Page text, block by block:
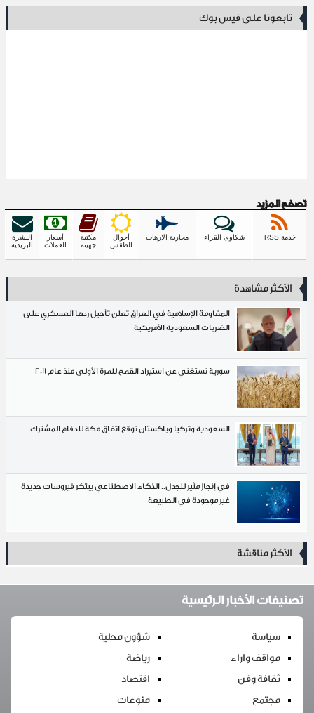
تابعونا على فيس بوك
تصفح المزيد
خدمة RSS شكاوى القراء محاربة الارهاب
أحوال
الطقس
مكتبة
جهينة
أسعار
العملات
النشرة
البريدية
الأكثر مشاهدة
المقاومة الإسلامية في العراق تعلن تأجيل ردها العسكري على
الضربات السعودية الأمريكية
سورية تستغني عن استيراد القمح للمرة الأولى منذ عام 2011
السعودية وتركيا وباكستان توقع اتفاق مكة للدفاع المشترك
في إنجاز مثير للجدل.. الذكاء الاصطناعي يبتكر فيروسات جديدة
غير موجودة في الطبيعة
الأكثر مناقشة
تصنيفات الأخبار الرئيسية
سياسة
شؤون محلية
مواقف واراء
رياضة
ثقافة وفن
اقتصاد
مجتمع
منوعات